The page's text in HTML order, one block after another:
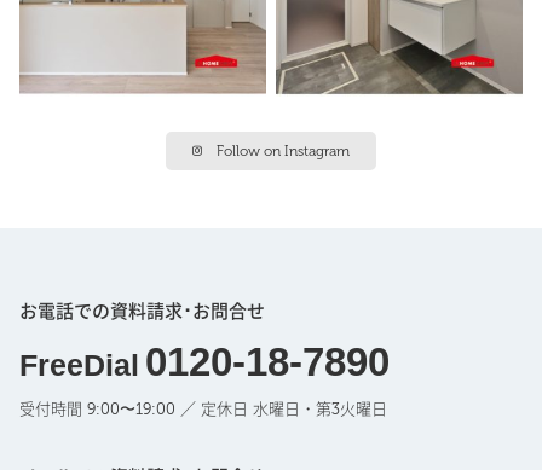
Follow on Instagram
お電話での資料請求･お問合せ
FreeDial 0120-18-7890
受付時間 9:00〜19:00 ／ 定休日 水曜日・第3火曜日